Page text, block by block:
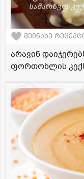
შეინახე
არავინ
ფორთოხლის